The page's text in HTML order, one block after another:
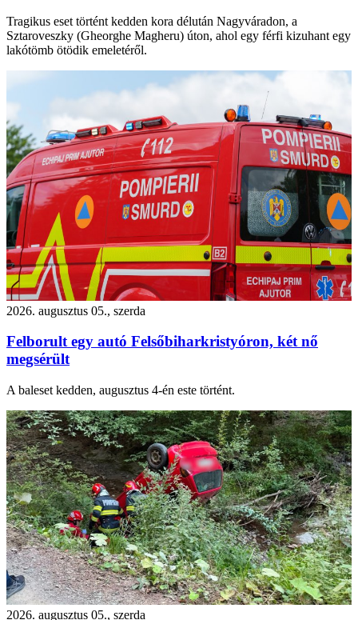
Tragikus eset történt kedden kora délután Nagyváradon, a
Sztaroveszky (Gheorghe Magheru) úton, ahol egy férfi kizuhant egy
lakótömb ötödik emeletéről.
2026. augusztus 05., szerda
Felborult egy autó Felsőbiharkristyóron, két nő
megsérült
A baleset kedden, augusztus 4-én este történt.
2026. augusztus 05., szerda